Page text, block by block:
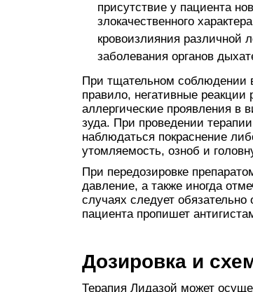
присутствие у пациента
злокачественного
кровоизлияния различной
заболевания органов
При тщательном соблюдении
правило, негативные
аллергические проявления в
зуда. При проведении
наблюдаться покраснение
утомляемость, озноб и
При передозировке
давление, а также иногда
случаях следует
пациента пропишет
Дозировка и
Терапия Лидазой может